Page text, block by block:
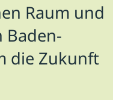
Raum und
Baden-
die Zukunft